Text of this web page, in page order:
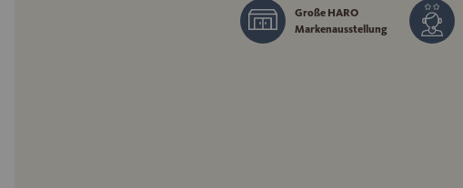
Große HARO
Markenausstellung